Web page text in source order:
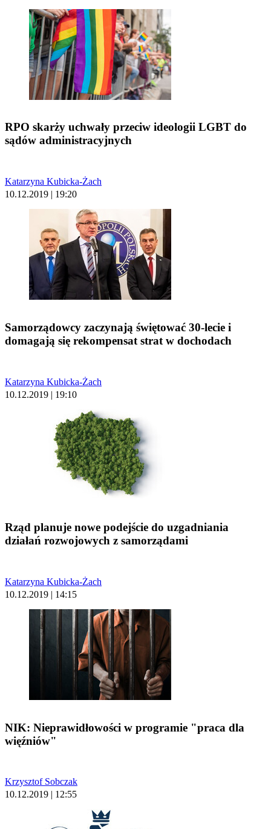
RPO skarży uchwały przeciw ideologii LGBT do
sądów administracyjnych
Katarzyna Kubicka-Żach
10.12.2019 | 19:20
Samorządowcy zaczynają świętować 30-lecie i
domagają się rekompensat strat w dochodach
Katarzyna Kubicka-Żach
10.12.2019 | 19:10
Rząd planuje nowe podejście do uzgadniania
działań rozwojowych z samorządami
Katarzyna Kubicka-Żach
10.12.2019 | 14:15
NIK: Nieprawidłowości w programie "praca dla
więźniów"
Krzysztof Sobczak
10.12.2019 | 12:55